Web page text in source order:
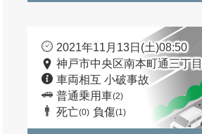
2021年11月13日(土)08:50
神戸市中央区南本町通三丁
車両相互 小破事故
普通乗用車(2)
死亡(0) 負傷(1)